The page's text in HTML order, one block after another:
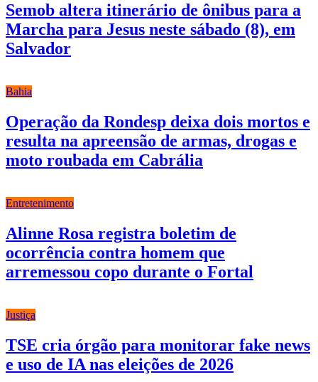
Semob altera itinerário de ônibus para a
Marcha para Jesus neste sábado (8), em
Salvador
Bahia
Operação da Rondesp deixa dois mortos e
resulta na apreensão de armas, drogas e
moto roubada em Cabrália
Entretenimento
Alinne Rosa registra boletim de
ocorrência contra homem que
arremessou copo durante o Fortal
Justiça
TSE cria órgão para monitorar fake news
e uso de IA nas eleições de 2026